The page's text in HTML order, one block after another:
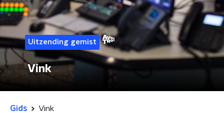
Uitzending gemist
Vink
Gids Vink